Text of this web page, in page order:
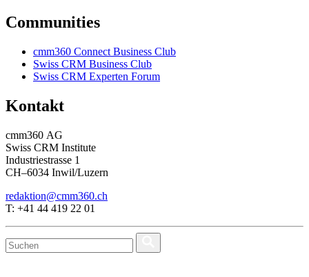
Communities
cmm360 Connect Business Club
Swiss CRM Business Club
Swiss CRM Experten Forum
Kontakt
cmm360 AG
Swiss CRM Institute
Industriestrasse 1
CH–6034 Inwil/Luzern
redaktion@cmm360.ch
T: +41 44 419 22 01